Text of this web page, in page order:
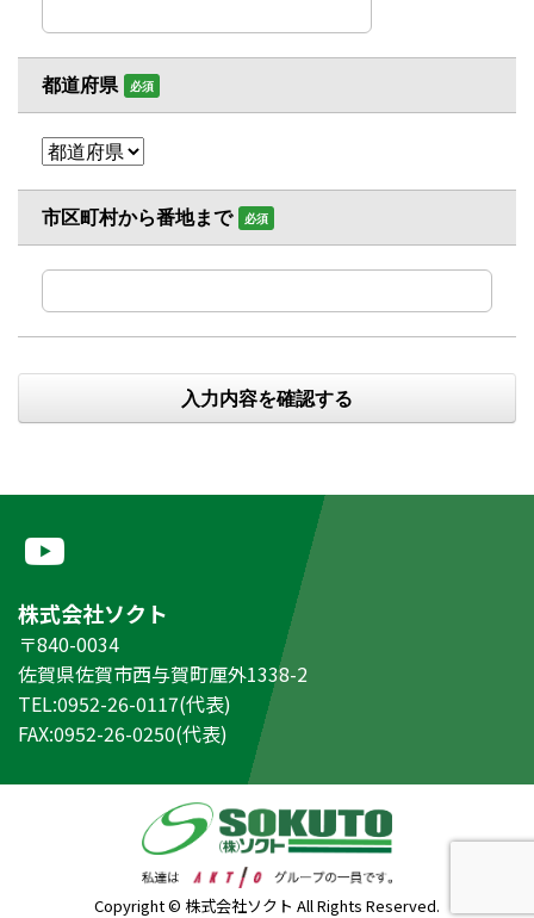
都道府県 必須
市区町村から番地まで 必須
株式会社ソクト
〒840-0034
佐賀県佐賀市西与賀町厘外1338-2
TEL:0952-26-0117(代表)
FAX:0952-26-0250(代表)
Copyright © 株式会社ソクト All Rights Reserved.